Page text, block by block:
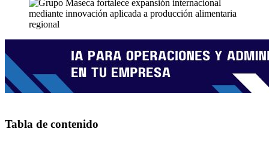
Tabla de contenido